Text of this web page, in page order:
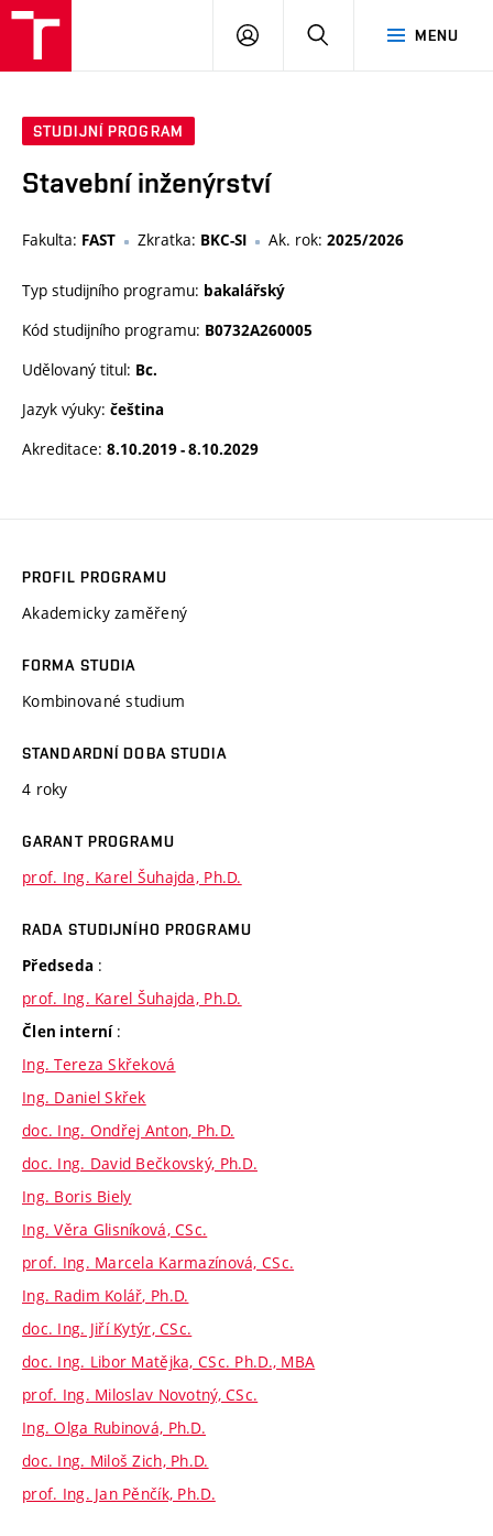
MENU
PŘIHLÁSIT
STUDIJNÍ PROGRAM
Stavební inženýrství
Fakulta: FAST Zkratka: BKC-SI Ak. rok: 2025/2026
Typ studijního programu: bakalářský
Kód studijního programu: B0732A260005
Udělovaný titul: Bc.
Jazyk výuky: čeština
Akreditace: 8.10.2019 - 8.10.2029
PROFIL PROGRAMU
Akademicky zaměřený
FORMA STUDIA
Kombinované studium
STANDARDNÍ DOBA STUDIA
4 roky
GARANT PROGRAMU
prof. Ing. Karel Šuhajda, Ph.D.
RADA STUDIJNÍHO PROGRAMU
Předseda :
prof. Ing. Karel Šuhajda, Ph.D.
Člen interní :
Ing. Tereza Skřeková
Ing. Daniel Skřek
doc. Ing. Ondřej Anton, Ph.D.
doc. Ing. David Bečkovský, Ph.D.
Ing. Boris Biely
Ing. Věra Glisníková, CSc.
prof. Ing. Marcela Karmazínová, CSc.
Ing. Radim Kolář, Ph.D.
doc. Ing. Jiří Kytýr, CSc.
doc. Ing. Libor Matějka, CSc. Ph.D., MBA
prof. Ing. Miloslav Novotný, CSc.
Ing. Olga Rubinová, Ph.D.
doc. Ing. Miloš Zich, Ph.D.
prof. Ing. Jan Pěnčík, Ph.D.